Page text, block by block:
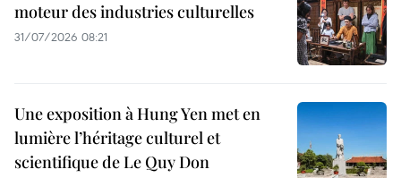
moteur des industries culturelles
31/07/2026 08:21
Une exposition à Hung Yen met en
lumière l’héritage culturel et
scientifique de Le Quy Don